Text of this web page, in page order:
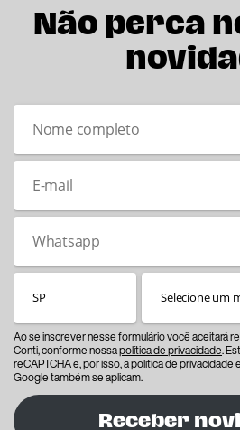
Não perca
Ao se inscrever nesse formulário você aceitará
Conti, conforme nossapolítica de privacidade.
reCAPTCHA e, por isso, apolítica de privacidade
Google também se aplicam.
Receber